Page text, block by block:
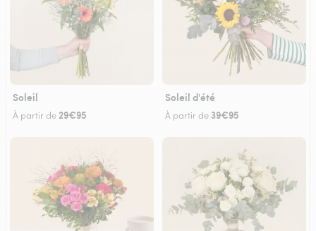
Soleil
À partir de29€95
Soleil d'été
À partir de 39€95